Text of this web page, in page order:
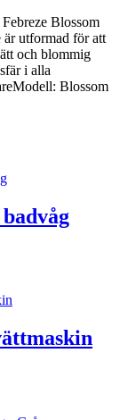
Blossom
är utformad för att
och blommig
i alla
Blossom